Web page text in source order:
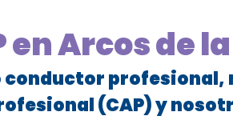
en Arcos de
profesional,
(CAP) y